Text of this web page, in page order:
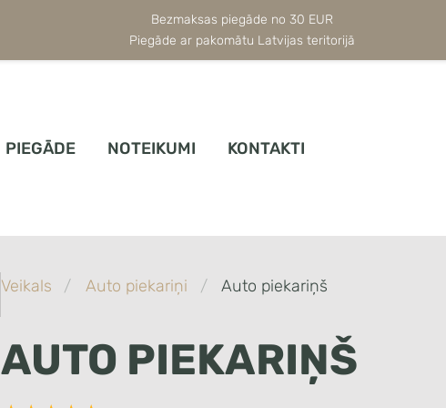
Bezmaksas piegāde no 30 EUR
Piegāde ar pakomātu Latvijas teritorijā
PIEGĀDE NOTEIKUMI KONTAKTI
Veikals Auto piekariņi Auto piekariņš
AUTO PIEKARIŅŠ